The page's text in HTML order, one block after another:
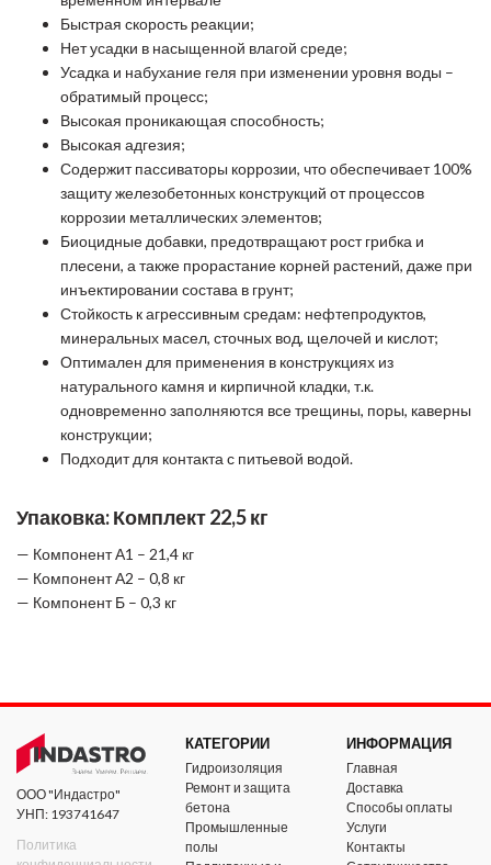
Быстрая скорость реакции;
Нет усадки в насыщенной влагой среде;
Усадка и набухание геля при изменении уровня воды –
обратимый процесс;
Высокая проникающая способность;
Высокая адгезия;
Содержит пассиваторы коррозии, что обеспечивает 100%
защиту железобетонных конструкций от процессов
коррозии металлических элементов;
Биоцидные добавки, предотвращают рост грибка и
плесени, а также прорастание корней растений, даже при
инъектировании состава в грунт;
Стойкость к агрессивным средам: нефтепродуктов,
минеральных масел, сточных вод, щелочей и кислот;
Оптимален для применения в конструкциях из
натурального камня и кирпичной кладки, т.к.
одновременно заполняются все трещины, поры, каверны
конструкции;
Подходит для контакта с питьевой водой.
Упаковка: Комплект 22,5 кг
— Компонент А1 – 21,4 кг
— Компонент А2 – 0,8 кг
— Компонент Б – 0,3 кг
ООО "Индастро"
УНП: 193741647
Политика
КАТЕГОРИИ
Гидроизоляция
Ремонт и защита
бетона
Промышленные
полы
ИНФОРМАЦИЯ
Главная
Доставка
Способы оплаты
Услуги
Контакты